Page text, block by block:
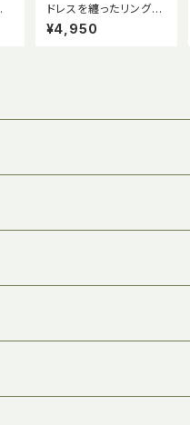
ドレスを纏ったリングピ
ロー手作りキット(フラン
スリバーレース・サテン・
¥4,950